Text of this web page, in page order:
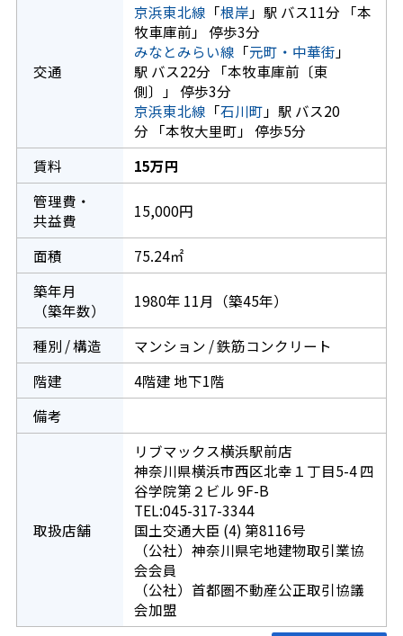
交通
京浜東北線 「根岸 」駅 バス11分 「本
牧車庫前」 停歩3分
みなとみらい線 「元町・中華街 」
駅 バス22分 「本牧車庫前〔東
側〕」 停歩3分
京浜東北線 「石川町 」駅 バス20
分 「本牧大里町」 停歩5分
賃料
15万円
管理費・
共益費
15,000円
面積
75.24㎡
築年月
（築年数）
1980年 11月（築45年）
種別 / 構造
マンション / 鉄筋コンクリート
階建
4階建 地下1階
備考
取扱店舗
リブマックス横浜駅前店
神奈川県横浜市西区北幸１丁目5-4 四
谷学院第２ビル 9F-B
TEL:045-317-3344
国土交通大臣 (4) 第8116号
（公社）神奈川県宅地建物取引業協
会会員
（公社）首都圏不動産公正取引協議
会加盟